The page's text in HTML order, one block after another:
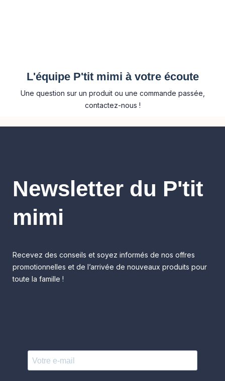
L'équipe P'tit mimi à votre écoute
Une question sur un produit ou une commande passée,
contactez-nous !
Newsletter du P'tit
mimi
Recevez des conseils et soyez informés de nos offres
promotionnelles et de l’arrivée de nouveaux produits pour
toute la famille !